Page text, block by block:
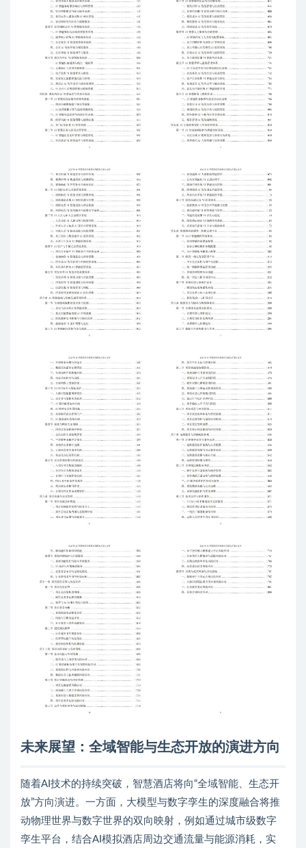
未来展望：全域智能与生态开放的演进方向
随着AI技术的持续突破，智慧酒店将向“全域智能、生态开
放”方向演进。一方面，大模型与数字孪生的深度融合将推
动物理世界与数字世界的双向映射，例如通过城市级数字
孪生平台，结合AI模拟酒店周边交通流量与能源消耗，实